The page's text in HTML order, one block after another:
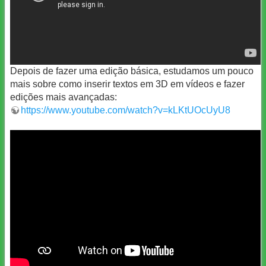
Depois de fazer uma edição básica, estudamos um pouco
mais sobre como inserir textos em 3D em vídeos e fazer
edições mais avançadas:
https://www.youtube.com/watch?v=kLKtUOcUyU8